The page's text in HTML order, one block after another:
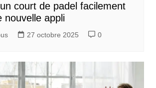
court de padel facilement
nouvelle appli
27 octobre 2025 0